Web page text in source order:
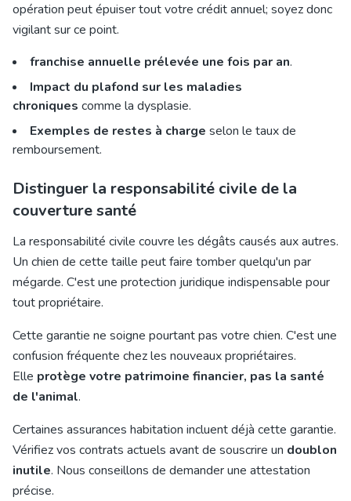
opération peut épuiser tout votre crédit annuel; soyez donc
vigilant sur ce point.
franchise annuelle prélevée une fois par an.
Impact du plafond sur les maladies
chroniques comme la dysplasie.
Exemples de restes à charge selon le taux de
remboursement.
Distinguer la responsabilité civile de la
couverture santé
La responsabilité civile couvre les dégâts causés aux autres.
Un chien de cette taille peut faire tomber quelqu'un par
mégarde. C'est une protection juridique indispensable pour
tout propriétaire.
Cette garantie ne soigne pourtant pas votre chien. C'est une
confusion fréquente chez les nouveaux propriétaires.
Elle protège votre patrimoine financier, pas la santé
de l'animal.
Certaines assurances habitation incluent déjà cette garantie.
Vérifiez vos contrats actuels avant de souscrire un doublon
inutile. Nous conseillons de demander une attestation
précise.